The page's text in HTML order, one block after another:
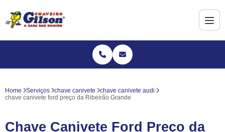
Home Serviços chave canivete
chave canivete audi
chave canivete ford preço da Ribeirão Grande
Chave Canivete Ford Preço da